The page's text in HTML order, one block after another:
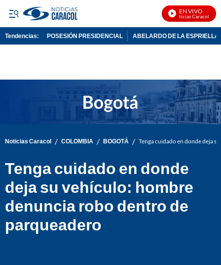
EN VIVO
Noticias Caracol En
Tendencias: POSESIÓN PRESIDENCIAL ABELARDO DE LA ESPRIELLA
Noticias Caracol / COLOMBIA / BOGOTÁ / Tenga cuidado en donde deja
Tenga cuidado en donde
deja su vehículo: hombre
denuncia robo dentro de
parqueadero